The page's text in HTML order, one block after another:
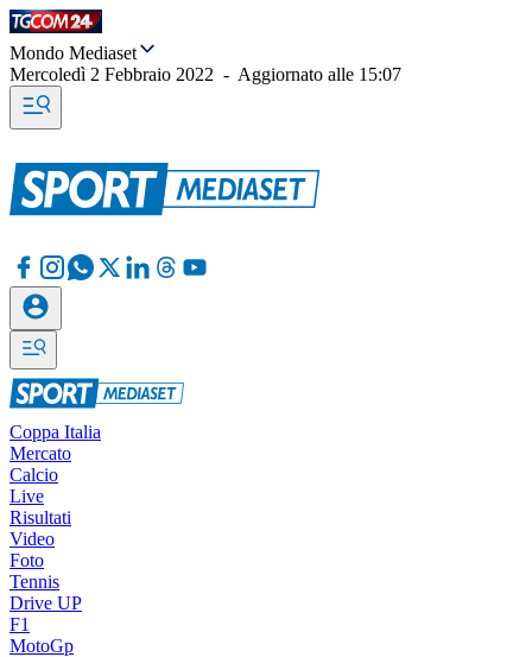
Mondo Mediaset
Mercoledì 2 Febbraio 2022 - Aggiornato alle 15:07
Coppa Italia
Mercato
Calcio
Live
Risultati
Video
Foto
Tennis
Drive UP
F1
MotoGp